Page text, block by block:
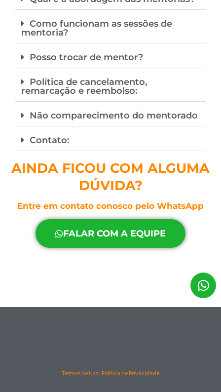
Como funcionam as sessões de
mentoria?
Posso trocar de mentor?
Política de cancelamento,
remarcação e reembolso:
Não comparecimento do mentorado
Contato:
AINDA FICOU COM ALGUMA
DÚVIDA?
Entre em contato conosco pelo WhatsApp
FALAR COM A EQUIPE
Termos de Uso | Política de Privacidade